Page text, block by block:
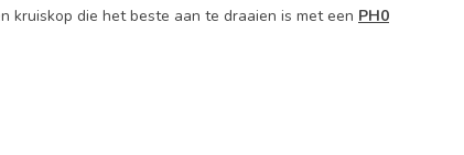
kruiskop die het beste aan te draaien is met een PH0